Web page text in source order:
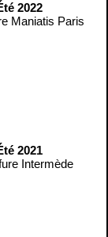
2022
2021